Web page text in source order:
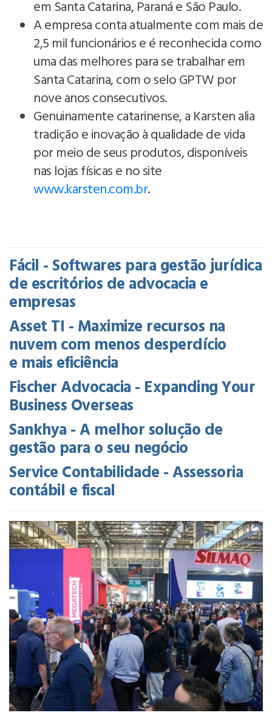
em Santa Catarina, Paraná e São Paulo.
A empresa conta atualmente com mais de
2,5 mil funcionários e é reconhecida como
uma das melhores para se trabalhar em
Santa Catarina, com o selo GPTW por
nove anos consecutivos.
Genuinamente catarinense, a Karsten alia
tradição e inovação à qualidade de vida
por meio de seus produtos, disponíveis
nas lojas físicas e no site
www.karsten.com.br.
Fácil - Softwares para gestão jurídica
de escritórios de advocacia e
empresas
Asset TI - Maximize recursos na
nuvem com menos desperdício
e mais eficiência
Fischer Advocacia - Expanding Your
Business Overseas
Sankhya - A melhor solução de
gestão para o seu negócio
Service Contabilidade - Assessoria
contábil e fiscal